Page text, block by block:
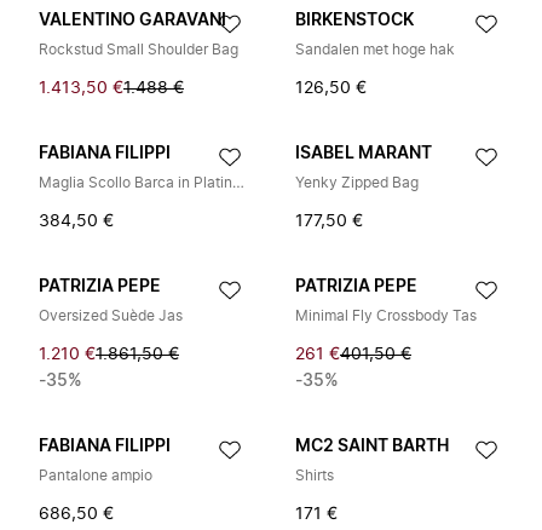
VALENTINO GARAVANI
Rockstud Small Shoulder Bag
1.413,50 €1.488 €
BIRKENSTOCK
Sandalen met hoge hak
126,50 €
FABIANA FILIPPI
Maglia Scollo Barca in Platinum Lurex
384,50 €
ISABEL MARANT
Yenky Zipped Bag
177,50 €
PATRIZIA PEPE
Oversized Suède Jas
1.210 €1.861,50 €
-35%
PATRIZIA PEPE
Minimal Fly Crossbody Tas
261 €401,50 €
-35%
FABIANA FILIPPI
Pantalone ampio
686,50 €
MC2 SAINT BARTH
Shirts
171 €